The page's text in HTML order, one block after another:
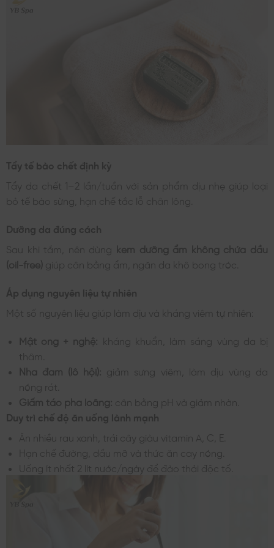
Tẩy tế bào chết định kỳ
Tẩy da chết 1–2 lần/tuần với sản phẩm dịu nhẹ giúp loại
bỏ tế bào sừng, hạn chế tắc lỗ chân lông.
Dưỡng da đúng cách
Sau khi tắm, nên dùng
kem dưỡng ẩm không chứa dầu
(oil-free) giúp cân bằng ẩm, ngăn da khô bong tróc.
Áp dụng nguyên liệu tự nhiên
Một số nguyên liệu giúp làm dịu và kháng viêm tự nhiên:
Mật ong + nghệ:
kháng khuẩn, làm sáng vùng da bị
thâm.
Nha đam (lô hội): giảm sưng viêm, làm dịu vùng da
nóng rát.
Giấm táo pha loãng:
cân bằng pH và giảm nhờn.
Duy trì chế độ ăn uống lành mạnh
Ăn nhiều rau xanh, trái cây giàu vitamin A, C, E.
Hạn chế đường, dầu mỡ và thức ăn cay nóng.
Uống ít nhất 2 lít nước/ngày để đào thải độc tố.